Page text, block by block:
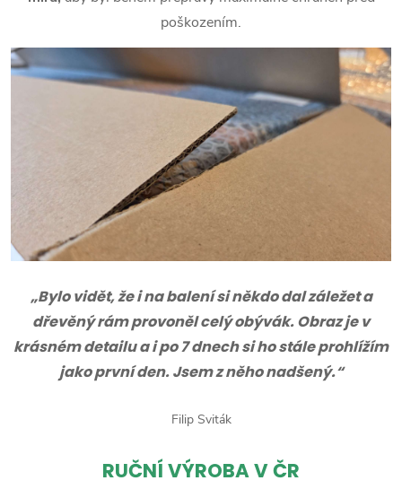
poškozením.
„Bylo vidět, že i na balení si někdo dal záležet a
dřevěný rám provoněl celý obývák. Obraz je v
krásném detailu a i po 7 dnech si ho stále prohlížím
jako první den. Jsem z něho nadšený.“
Filip Sviták
RUČNÍ VÝROBA V ČR